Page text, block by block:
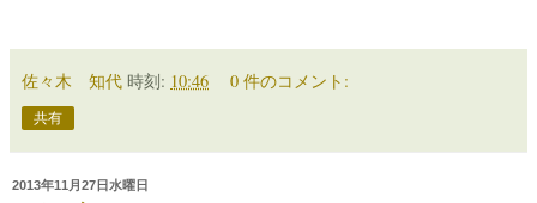
佐々木 知代 時刻: 10:46 0 件のコメント:
共有
2013年11月27日水曜日